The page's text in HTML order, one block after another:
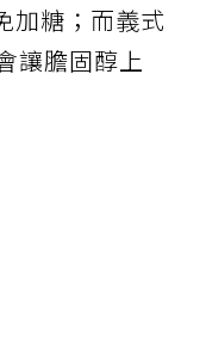
加糖；而義式
讓膽固醇上